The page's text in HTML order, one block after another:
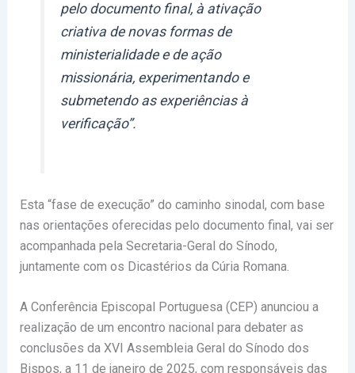
pelo documento final, à ativação
criativa de novas formas de
ministerialidade e de ação
missionária, experimentando e
submetendo as experiências à
verificação”.
Esta “fase de execução” do caminho sinodal, com base
nas orientações oferecidas pelo documento final, vai ser
acompanhada pela Secretaria-Geral do Sínodo,
juntamente com os Dicastérios da Cúria Romana.
A Conferência Episcopal Portuguesa (CEP) anunciou a
realização de um encontro nacional para debater as
conclusões da XVI Assembleia Geral do Sínodo dos
Bispos, a 11 de janeiro de 2025, com responsáveis das